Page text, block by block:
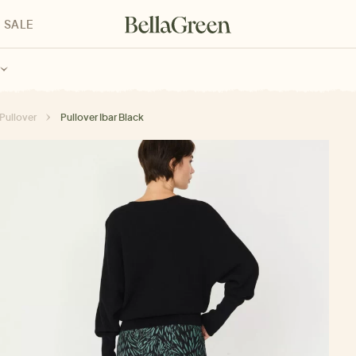
für Kinder
SALE
Pullover Pullover Ibar Black